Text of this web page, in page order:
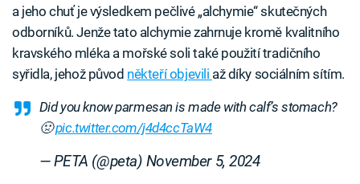
a jeho chuť je výsledkem pečlivé „alchymie“ skutečných
odborníků. Jenže tato alchymie zahrnuje kromě kvalitního
kravského mléka a mořské soli také použití tradičního
syřidla, jehož původ někteří objevili až díky sociálním sítím.
Did you know parmesan is made with calf’s stomach?
🤢pic.twitter.com/j4d4ccTaW4
— PETA (@peta) November 5, 2024